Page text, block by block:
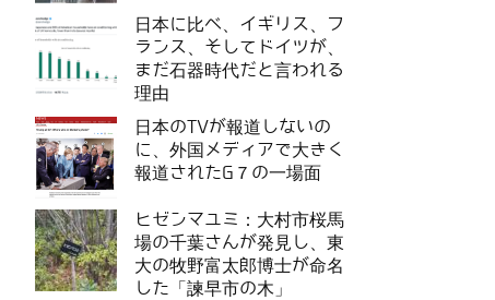
日本に比べ、イギリス、フ
ランス、そしてドイツが、
まだ石器時代だと言われる
理由
日本のTVが報道しないの
に、外国メディアで大きく
報道されたG７の一場面
ヒゼンマユミ：大村市桜馬
場の千葉さんが発見し、東
大の牧野富太郎博士が命名
した「諫早市の木」